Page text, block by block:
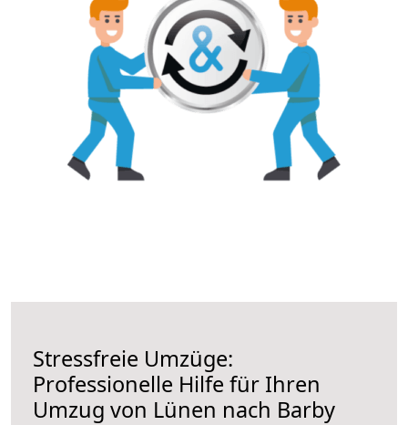
Stressfreie Umzüge:
Professionelle Hilfe für Ihren
Umzug von Lünen nach Barby